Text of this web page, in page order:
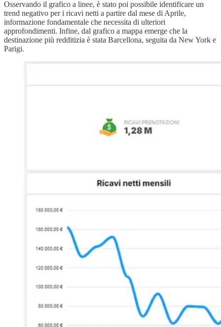
Osservando il grafico a linee, è stato poi possibile identificare un
trend negativo per i ricavi netti a partire dal mese di Aprile,
informazione fondamentale che necessita di ulteriori
approfondimenti. Infine, dal grafico a mappa emerge che la
destinazione più redditizia è stata Barcellona, seguita da New York e
Parigi.